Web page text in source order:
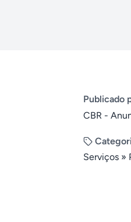
Publicado
CBR -
Serviços »